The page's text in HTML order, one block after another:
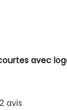
avec
2avis